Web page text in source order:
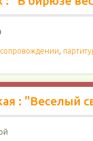
сопровождении,
: "Веселый